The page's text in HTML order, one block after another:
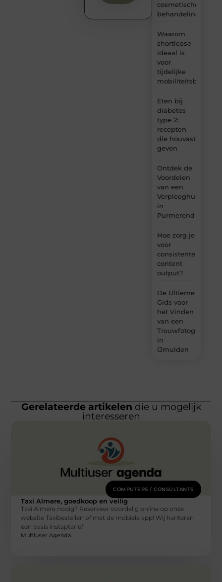
cosmetische
behandelingen
Waarom
shortlease
ideaal is
voor
tijdelijke
Eten bij
diabetes
type 2:
recepten
die houvast
geven
Ontdek de
Voordelen
van een
Verpleeghuis
in
Purmerend
Hoe zorg je
voor
consistente
content
output?
De Ultieme
Gids voor
het Vinden
van een
Trouwfotograaf
in
IJmuiden
Gerelateerde artikelen die u mogelijk
interesseren
COMPUTERS / CONSULTANTS
Taxi Almere, goedkoop en veilig
Taxi Almere nodig? Reserveer voordelig online op onze
website Taxibestellen of met de mobiele app! Wij hanteren
een basis instaptarief
Multiuser Agenda